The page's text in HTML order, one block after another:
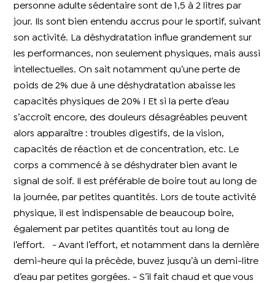
personne adulte sédentaire sont de 1,5 à 2 litres par
jour. Ils sont bien entendu accrus pour le sportif, suivant
son activité. La déshydratation influe grandement sur
les performances, non seulement physiques, mais aussi
intellectuelles. On sait notamment qu’une perte de
poids de 2% due à une déshydratation abaisse les
capacités physiques de 20% ! Et si la perte d’eau
s’accroît encore, des douleurs désagréables peuvent
alors apparaître : troubles digestifs, de la vision,
capacités de réaction et de concentration, etc. Le
corps a commencé à se déshydrater bien avant le
signal de soif. Il est préférable de boire tout au long de
la journée, par petites quantités. Lors de toute activité
physique, il est indispensable de beaucoup boire,
également par petites quantités tout au long de
l’effort. - Avant l’effort, et notamment dans la dernière
demi-heure qui la précède, buvez jusqu’à un demi-litre
d’eau par petites gorgées. - S’il fait chaud et que vous